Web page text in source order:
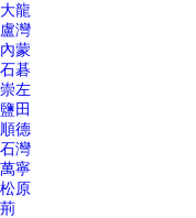
大龍
盧灣
內蒙
石碁
崇左
鹽田
順德
石灣
萬寧
松原
荊